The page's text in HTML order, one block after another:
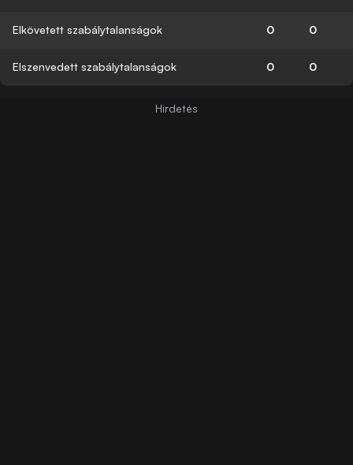
Elkövetett szabálytalanságok 0 0
Elszenvedett szabálytalanságok 0 0